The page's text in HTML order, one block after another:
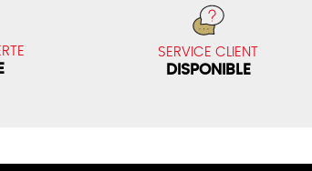
SERVICE CLIENT
DISPONIBLE